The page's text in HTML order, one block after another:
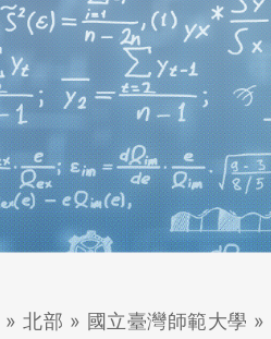
» 北部 » 國立臺灣師範大學 »